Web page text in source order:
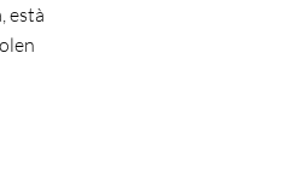
està